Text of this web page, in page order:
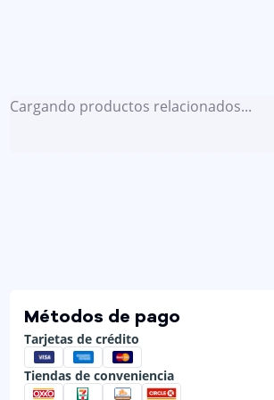
Métodos de pago
Tarjetas de crédito
Tiendas de conveniencia
Cargando productos relacionados...